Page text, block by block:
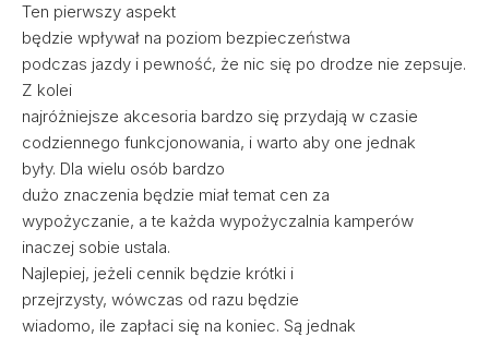
Ten pierwszy aspekt
będzie wpływał na poziom bezpieczeństwa
podczas jazdy i pewność, że nic się po drodze nie zepsuje.
Z kolei
najróżniejsze akcesoria bardzo się przydają w czasie
codziennego funkcjonowania, i warto aby one jednak
były. Dla wielu osób bardzo
dużo znaczenia będzie miał temat cen za
wypożyczanie, a te każda wypożyczalnia kamperów
inaczej sobie ustala.
Najlepiej, jeżeli cennik będzie krótki i
przejrzysty, wówczas od razu będzie
wiadomo, ile zapłaci się na koniec. Są jednak